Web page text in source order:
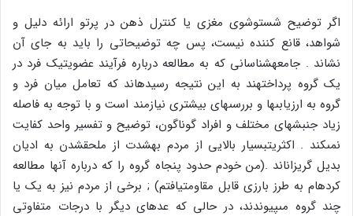
اگر توضیح شست‏وشوى مغزى یا کنترل ذهن در پرتو ارائه دلیل و
شواهد، قانع کننده نیست، پس چه توضیحاتى را باید به جاى آن
نشاند . جامعه‏شناسانى که به مطالعه درباره فرآیند عضویت‏یک فرد در
یک گروه پرداخته‏ند به این نتیجه رسیده‏اند که تعامل میان فرد و
گروه به ارزیابى‏ها و بررسى‏هاى بیشترى نیازمند است و با توجه به فاصله
زیاد جنبش‏هاى مختلف و افراد گوناگون، توضیح و تفسیر واحد کفایت
نمى‏کند . اکثریت‏بسیار بالایى از مردم به‏شدت از ملحق‏شدن به ادیان
بدیل گریزان‏اند .(من خودم حدود پنجاه گروه را که درباره آن‏ها مطالعه
کرده‏ام به طرز بارزى قابل مقاومت‏یافتم) ; برخى از مردم نیز به یک یا
چند گروه مى‏پیوندند، در حالى که عده‏اى دیگر با درجات متفاوتى